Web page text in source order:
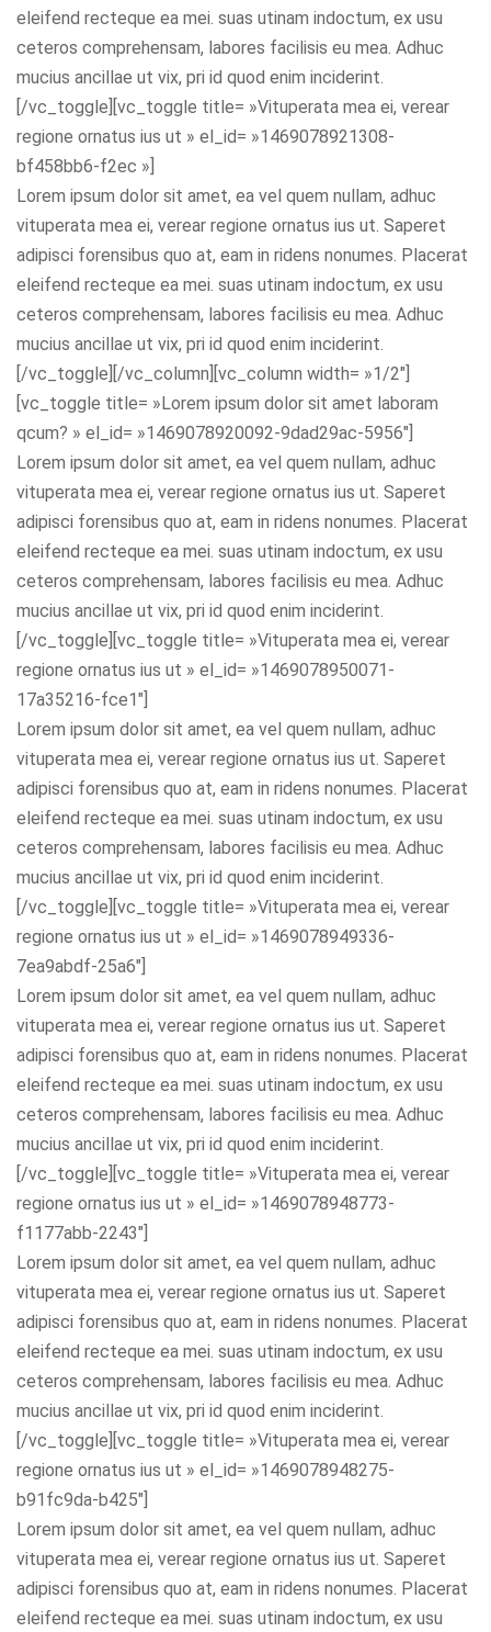
eleifend recteque ea mei. suas utinam indoctum, ex usu
ceteros comprehensam, labores facilisis eu mea. Adhuc
mucius ancillae ut vix, pri id quod enim inciderint.
[/vc_toggle][vc_toggle title= »Vituperata mea ei, verear
regione ornatus ius ut » el_id= »1469078921308-
bf458bb6-f2ec »]
Lorem ipsum dolor sit amet, ea vel quem nullam, adhuc
vituperata mea ei, verear regione ornatus ius ut. Saperet
adipisci forensibus quo at, eam in ridens nonumes. Placerat
eleifend recteque ea mei. suas utinam indoctum, ex usu
ceteros comprehensam, labores facilisis eu mea. Adhuc
mucius ancillae ut vix, pri id quod enim inciderint.
[/vc_toggle][/vc_column][vc_column width= »1/2″]
[vc_toggle title= »Lorem ipsum dolor sit amet laboram
qcum? » el_id= »1469078920092-9dad29ac-5956″]
Lorem ipsum dolor sit amet, ea vel quem nullam, adhuc
vituperata mea ei, verear regione ornatus ius ut. Saperet
adipisci forensibus quo at, eam in ridens nonumes. Placerat
eleifend recteque ea mei. suas utinam indoctum, ex usu
ceteros comprehensam, labores facilisis eu mea. Adhuc
mucius ancillae ut vix, pri id quod enim inciderint.
[/vc_toggle][vc_toggle title= »Vituperata mea ei, verear
regione ornatus ius ut » el_id= »1469078950071-
17a35216-fce1″]
Lorem ipsum dolor sit amet, ea vel quem nullam, adhuc
vituperata mea ei, verear regione ornatus ius ut. Saperet
adipisci forensibus quo at, eam in ridens nonumes. Placerat
eleifend recteque ea mei. suas utinam indoctum, ex usu
ceteros comprehensam, labores facilisis eu mea. Adhuc
mucius ancillae ut vix, pri id quod enim inciderint.
[/vc_toggle][vc_toggle title= »Vituperata mea ei, verear
regione ornatus ius ut » el_id= »1469078949336-
7ea9abdf-25a6″]
Lorem ipsum dolor sit amet, ea vel quem nullam, adhuc
vituperata mea ei, verear regione ornatus ius ut. Saperet
adipisci forensibus quo at, eam in ridens nonumes. Placerat
eleifend recteque ea mei. suas utinam indoctum, ex usu
ceteros comprehensam, labores facilisis eu mea. Adhuc
mucius ancillae ut vix, pri id quod enim inciderint.
[/vc_toggle][vc_toggle title= »Vituperata mea ei, verear
regione ornatus ius ut » el_id= »1469078948773-
f1177abb-2243″]
Lorem ipsum dolor sit amet, ea vel quem nullam, adhuc
vituperata mea ei, verear regione ornatus ius ut. Saperet
adipisci forensibus quo at, eam in ridens nonumes. Placerat
eleifend recteque ea mei. suas utinam indoctum, ex usu
ceteros comprehensam, labores facilisis eu mea. Adhuc
mucius ancillae ut vix, pri id quod enim inciderint.
[/vc_toggle][vc_toggle title= »Vituperata mea ei, verear
regione ornatus ius ut » el_id= »1469078948275-
b91fc9da-b425″]
Lorem ipsum dolor sit amet, ea vel quem nullam, adhuc
vituperata mea ei, verear regione ornatus ius ut. Saperet
adipisci forensibus quo at, eam in ridens nonumes. Placerat
eleifend recteque ea mei. suas utinam indoctum, ex usu